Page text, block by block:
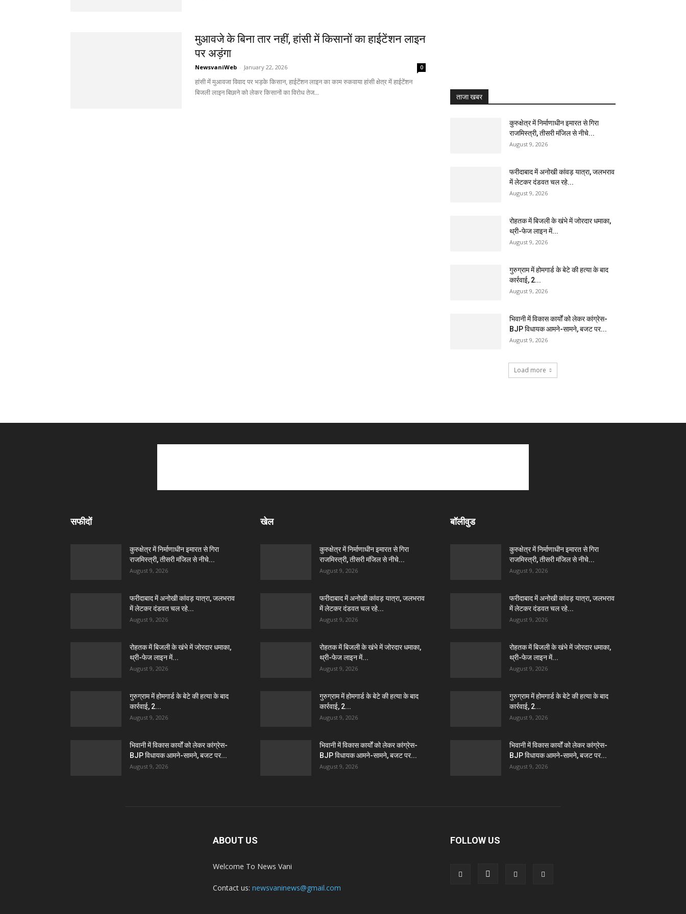
मुआवजे के बिना तार नहीं, हांसी में किसानों का हाईटेंशन लाइन
पर अड़ंगा
NewsvaniWeb - January 22, 2026 0
हांसी में मुआवजा विवाद पर भड़के किसान, हाईटेंशन लाइन का काम रुकवाया हांसी क्षेत्र में हाईटेंशन
बिजली लाइन बिछाने को लेकर किसानों का विरोध तेज...
ताजा खबर
कुरुक्षेत्र में निर्माणाधीन इमारत से गिरा
राजमिस्त्री, तीसरी मंजिल से नीचे...
August 9, 2026
फरीदाबाद में अनोखी कांवड़ यात्रा, जलभराव
में लेटकर दंडवत चल रहे...
August 9, 2026
रोहतक में बिजली के खंभे में जोरदार धमाका,
थ्री-फेज लाइन में...
August 9, 2026
गुरुग्राम में होमगार्ड के बेटे की हत्या के बाद
कार्रवाई, 2...
August 9, 2026
भिवानी में विकास कार्यों को लेकर कांग्रेस-
BJP विधायक आमने-सामने, बजट पर...
August 9, 2026
Load more
सफीदों
कुरुक्षेत्र में निर्माणाधीन इमारत से गिरा
राजमिस्त्री, तीसरी मंजिल से नीचे...
August 9, 2026
फरीदाबाद में अनोखी कांवड़ यात्रा, जलभराव
में लेटकर दंडवत चल रहे...
August 9, 2026
रोहतक में बिजली के खंभे में जोरदार धमाका,
थ्री-फेज लाइन में...
August 9, 2026
गुरुग्राम में होमगार्ड के बेटे की हत्या के बाद
कार्रवाई, 2...
August 9, 2026
भिवानी में विकास कार्यों को लेकर कांग्रेस-
BJP विधायक आमने-सामने, बजट पर...
August 9, 2026
खेल
कुरुक्षेत्र में निर्माणाधीन इमारत से गिरा
राजमिस्त्री, तीसरी मंजिल से नीचे...
August 9, 2026
फरीदाबाद में अनोखी कांवड़ यात्रा, जलभराव
में लेटकर दंडवत चल रहे...
August 9, 2026
रोहतक में बिजली के खंभे में जोरदार धमाका,
थ्री-फेज लाइन में...
August 9, 2026
गुरुग्राम में होमगार्ड के बेटे की हत्या के बाद
कार्रवाई, 2...
August 9, 2026
भिवानी में विकास कार्यों को लेकर कांग्रेस-
BJP विधायक आमने-सामने, बजट पर...
August 9, 2026
बॉलीवुड
कुरुक्षेत्र में निर्माणाधीन इमारत से गिरा
राजमिस्त्री, तीसरी मंजिल से नीचे...
August 9, 2026
फरीदाबाद में अनोखी कांवड़ यात्रा, जलभराव
में लेटकर दंडवत चल रहे...
August 9, 2026
रोहतक में बिजली के खंभे में जोरदार धमाका,
थ्री-फेज लाइन में...
August 9, 2026
गुरुग्राम में होमगार्ड के बेटे की हत्या के बाद
कार्रवाई, 2...
August 9, 2026
भिवानी में विकास कार्यों को लेकर कांग्रेस-
BJP विधायक आमने-सामने, बजट पर...
August 9, 2026
ABOUT US
Welcome To News Vani
Contact us: newsvaninews@gmail.com
FOLLOW US